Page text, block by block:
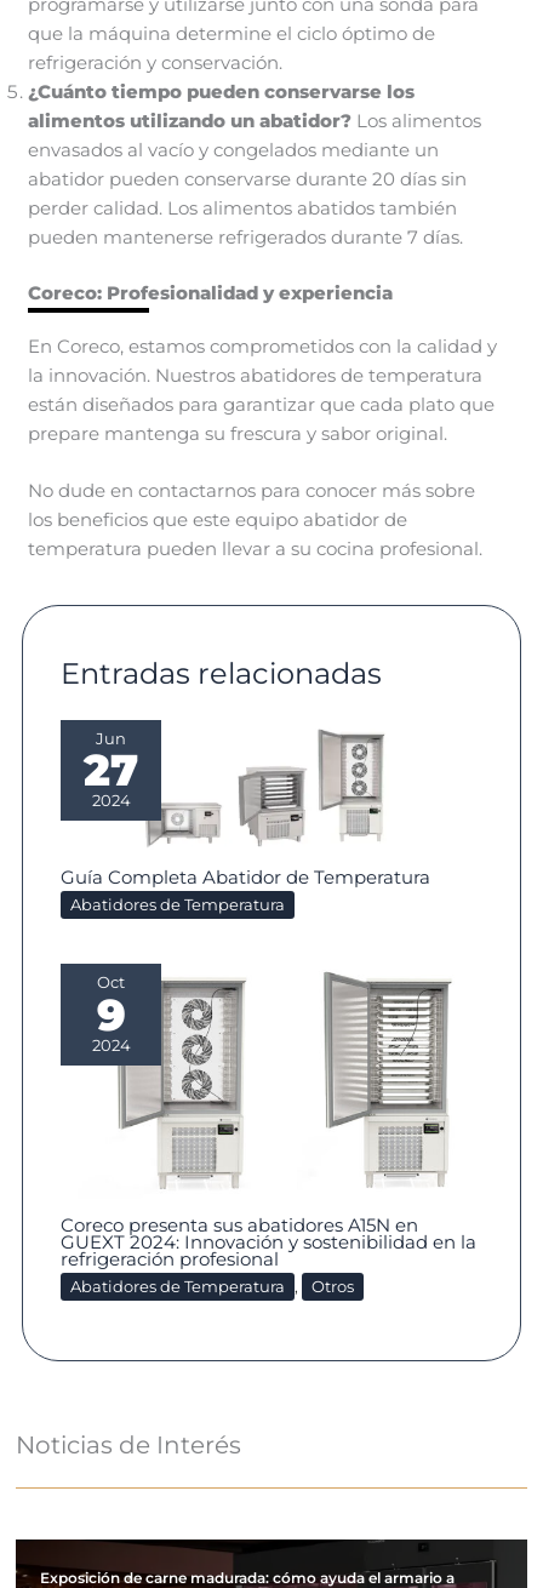
programarse y utilizarse junto con una sonda para
que la máquina determine el ciclo óptimo de
refrigeración y conservación.
¿Cuánto tiempo pueden conservarse los
alimentos utilizando un abatidor?Los alimentos
envasados al vacío y congelados mediante un
abatidor pueden conservarse durante 20 días sin
perder calidad. Los alimentos abatidos también
pueden mantenerse refrigerados durante 7 días.
Coreco: Profesionalidad y experiencia
En Coreco, estamos comprometidos con la calidad y
la innovación. Nuestros abatidores de temperatura
están diseñados para garantizar que cada plato que
prepare mantenga su frescura y sabor original.
No dude en contactarnos para conocer más sobre
los beneficios que este equipo abatidor de
temperatura pueden llevar a su cocina profesional.
Entradas relacionadas
Jun
27
2024
Guía Completa Abatidor de Temperatura
Abatidores de Temperatura
Oct
9
2024
Coreco presenta sus abatidores A15N en
GUEXT 2024: Innovación y sostenibilidad en la
refrigeración profesional
Abatidores de Temperatura , Otros
Noticias de Interés
Exposición de carne madurada: cómo ayuda el armario a